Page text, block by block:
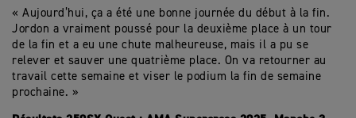
« Aujourd’hui, ça a été une bonne journée du début à la fin.
Jordon a vraiment poussé pour la deuxième place à un tour
de la fin et a eu une chute malheureuse, mais il a pu se
relever et sauver une quatrième place. On va retourner au
travail cette semaine et viser le podium la fin de semaine
prochaine. »